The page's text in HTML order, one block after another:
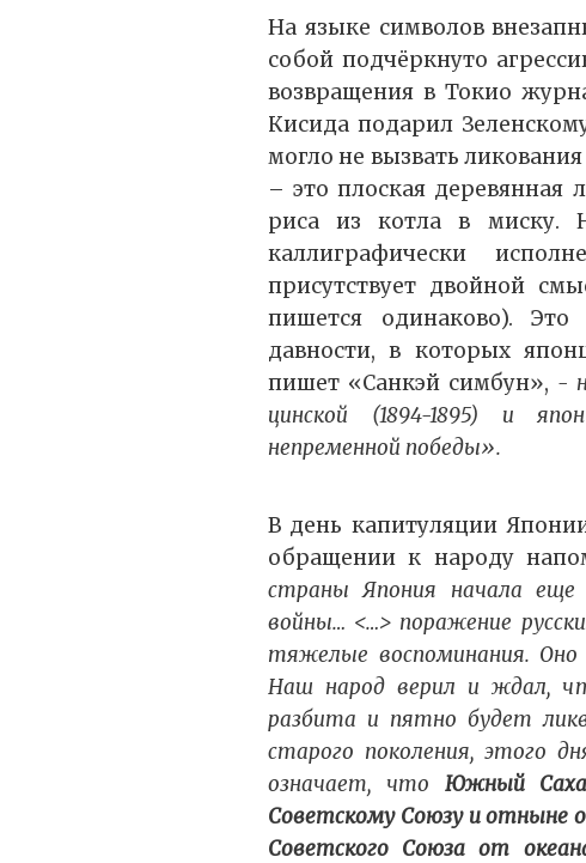
На языке символов
собой подчёркнуто
возвращения в Токио
Кисида подарил
могло не вызвать
– это плоская деревянная
риса из котла в миску.
каллиграфически
присутствует двойной
пишется одинаково).
давности, в которых
пишет «Санкэй симбун», -
цинской (1894-1895) и
непременной победы».
В день капитуляции
обращении к народу
страны Япония начала еще
войны… <…> поражение
тяжелые воспоминания.
Наш народ верил и ждал,
разбита и пятно будет
старого поколения, этого
означает, что Южный
Советскому Союзу и отныне
Советского Союза от